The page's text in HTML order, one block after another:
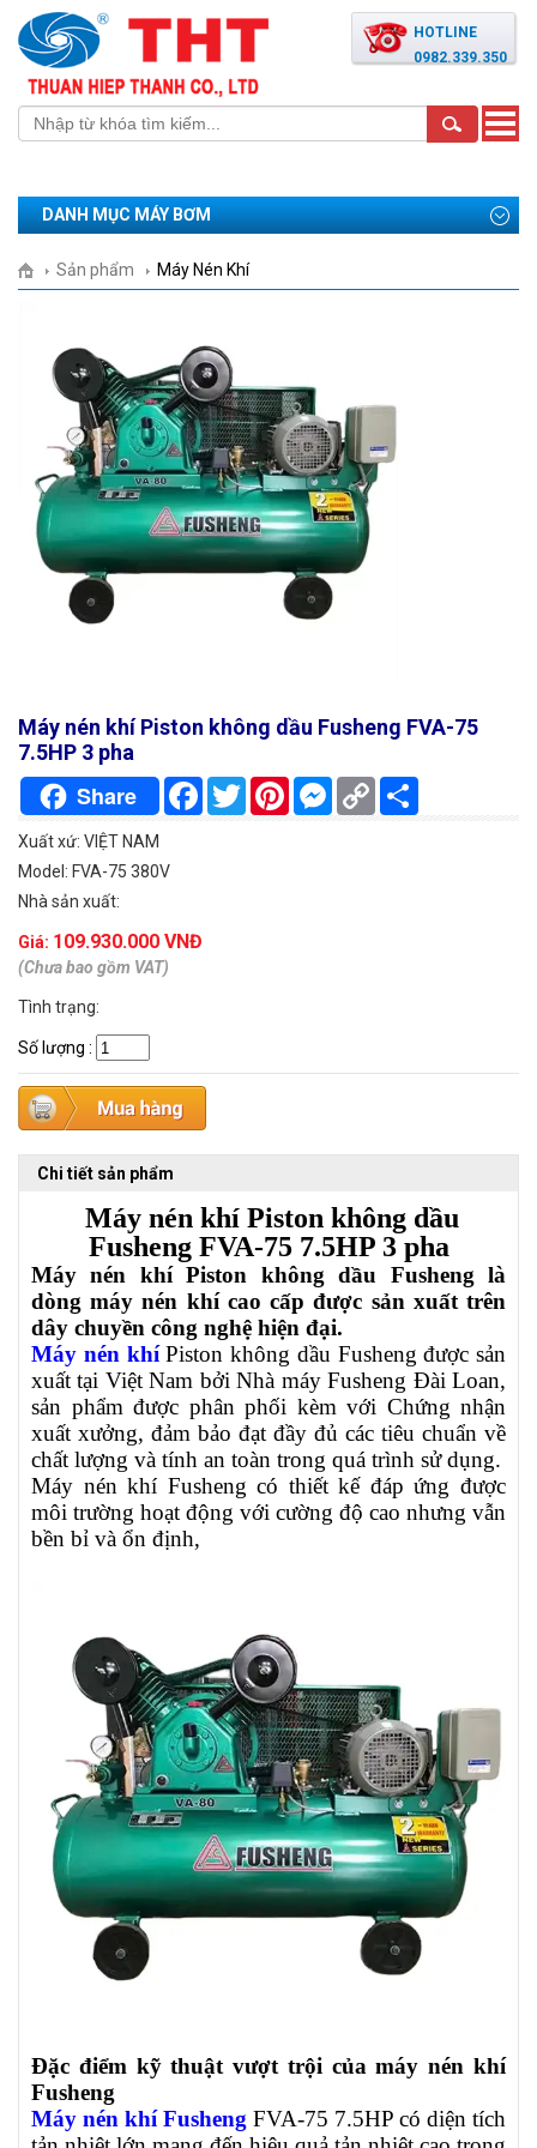
HOTLINE
0982.339.350
Toggle
DANH MỤC MÁY BƠM
Sản phẩm Máy Nén Khí
Máy nén khí Piston không dầu Fusheng FVA-75
7.5HP 3 pha
Share FacebookTwitterPinterestMessenger
Copy
Link
Xuất xứ: VIỆT NAM
Model: FVA-75 380V
Nhà sản xuất:
Giá: 109.930.000 VNĐ
(Chưa bao gồm VAT)
Tình trạng:
Số lượng :
Chi tiết sản phẩm
Máy nén khí Piston không dầu
Fusheng FVA-757.5HP 3 pha
Máy nén khí Piston không dầu Fusheng là
dòng máy nén khí cao cấp được sản xuất trên
dây chuyền công nghệ hiện đại.
Máy nén khíPiston không dầu Fusheng được sản
xuất tại Việt Nam bởi Nhà máy Fusheng Đài Loan,
sản phẩm được phân phối kèm với Chứng nhận
xuất xưởng, đảm bảo đạt đầy đủ các tiêu chuẩn về
chất lượng và tính an toàn trong quá trình sử dụng.
Máy nén khí Fusheng có thiết kế đáp ứng được
môi trường hoạt động với cường độ cao nhưng vẫn
bền bỉ và ổn định,
Đặc điểm kỹ thuật vượt trội của máy nén khí
Fusheng
Máy nén khí Fusheng FVA-75 7.5HP có diện tích